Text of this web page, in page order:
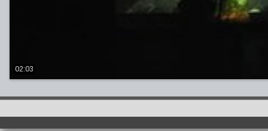
02:03